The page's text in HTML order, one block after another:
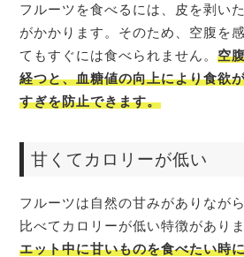
フルーツを食べるには、皮を剥い
がかかります。そのため、空腹を
てもすぐには食べられません。空
経つと、血糖値の向上により食欲
すぎを防止できます。
甘くてカロリーが低い
フルーツは自然の甘みがありなが
比べてカロリーが低い特徴があり
エット中に甘いものを食べたい時